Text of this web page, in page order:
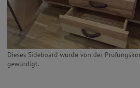
Dieses Sideboard wurde von der
gewürdigt.